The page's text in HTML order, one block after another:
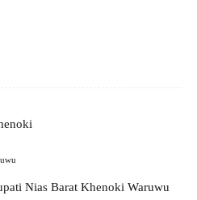
Nias Barat Khenoki Waruwu